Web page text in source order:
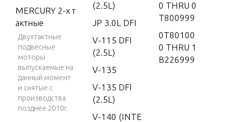
MERCURY 2-х т
актные
Двухтактные
подвесные
моторы
выпускаемые на
данный момент
и снятые с
производства
позднее 2010г.
(2.5L)
JP 3.0L DFI
V-115 DFI
(2.5L)
V-135
V-135 DFI
(2.5L)
V-140 (INTE
0 THRU 0
T800999
0T80100
0 THRU 1
B226999